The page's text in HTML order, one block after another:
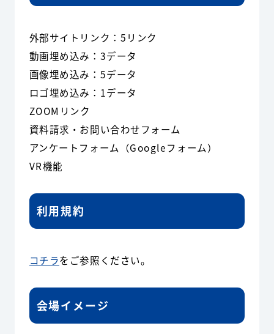
外部サイトリンク：5リンク
動画埋め込み：3データ
画像埋め込み：5データ
ロゴ埋め込み：1データ
ZOOMリンク
資料請求・お問い合わせフォーム
アンケートフォーム（Googleフォーム）
VR機能
利用規約
コチラをご参照ください。
会場イメージ